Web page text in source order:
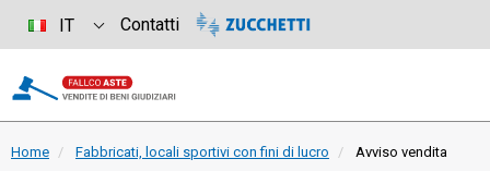
Home Fabbricati, locali sportivi con fini di lucro Avviso vendita
IT Contatti